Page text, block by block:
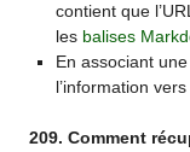
contient que
les balises
En associant une
l’information
209. Comment